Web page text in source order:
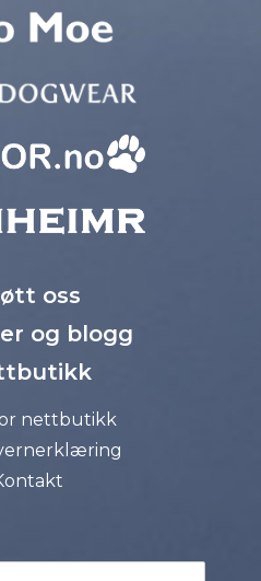
oss
og blogg
nettbutikk